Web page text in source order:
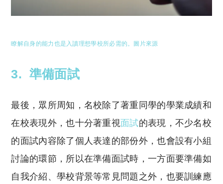
瞭解自身的能力也是入讀理想學校所必需的。圖片來源
3. 準備面試
最後，眾所周知，名校除了著重同學的學業成績和
在校表現外，也十分著重視面試的表現，不少名校
的面試內容除了個人表達的部份外，也會設有小組
討論的環節，所以在準備面試時，一方面要準備如
自我介紹、學校背景等常見問題之外，也要訓練應